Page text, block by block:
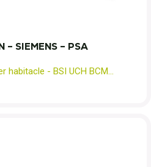
– SIEMENS – PSA
habitacle - BSI UCH BCM...